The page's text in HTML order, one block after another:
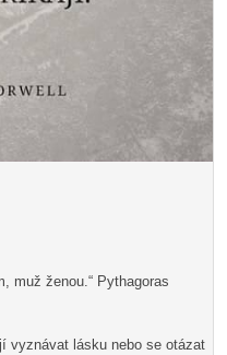
muž ženou.“ Pythagoras
vyznávat lásku nebo se otázat